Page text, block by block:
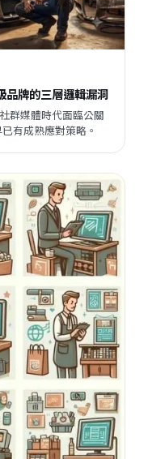
品牌的三層邏輯漏洞
群媒體時代面臨公關
有成熟應對策略。